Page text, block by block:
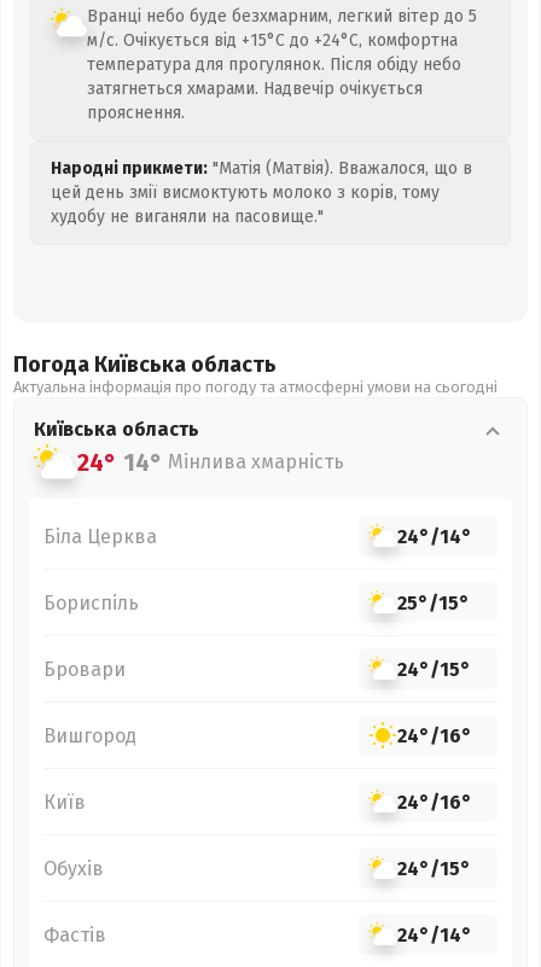
Вранці небо буде безхмарним, легкий вітер до 5
м/с. Очікується від +15°C до +24°C, комфортна
температура для прогулянок. Після обіду небо
затягнеться хмарами. Надвечір очікується
прояснення.
Народні прикмети: "Матія (Матвія). Вважалося, що в
цей день змії висмоктують молоко з корів, тому
худобу не виганяли на пасовище."
Погода Київська область
Актуальна інформація про погоду та атмосферні умови на сьогодні
Київська область
24° 14° Мінлива хмарність
Біла Церква 24°/14°
Бориспіль 25°/15°
Бровари 24°/15°
Вишгород 24°/16°
Київ 24°/16°
Обухів 24°/15°
Фастів 24°/14°